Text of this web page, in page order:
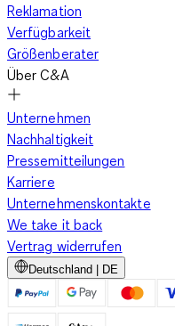
Reklamation
Verfügbarkeit
Größenberater
Über C&A
Unternehmen
Nachhaltigkeit
Pressemitteilungen
Karriere
Unternehmenskontakte
We take it back
Vertrag widerrufen
Deutschland | DE